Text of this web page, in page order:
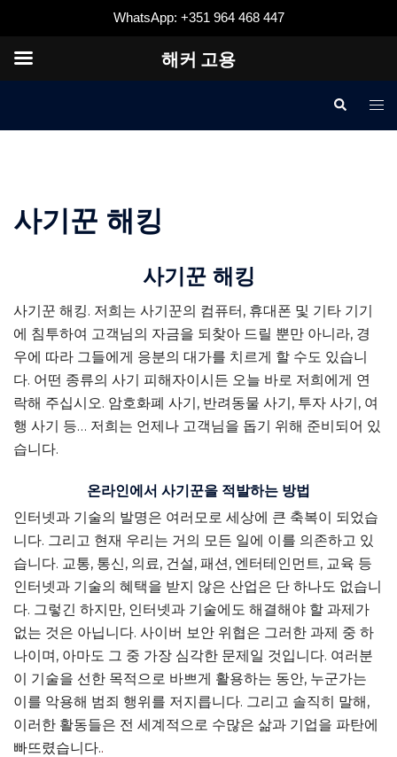
WhatsApp: +351 964 468 447
검
색
메
뉴
사기꾼 해킹
사기꾼 해킹
사기꾼 해킹. 저희는 사기꾼의 컴퓨터, 휴대폰 및 기타 기기
에 침투하여 고객님의 자금을 되찾아 드릴 뿐만 아니라, 경
우에 따라 그들에게 응분의 대가를 치르게 할 수도 있습니
다. 어떤 종류의 사기 피해자이시든 오늘 바로 저희에게 연
락해 주십시오. 암호화폐 사기, 반려동물 사기, 투자 사기, 여
행 사기 등… 저희는 언제나 고객님을 돕기 위해 준비되어 있
습니다.
온라인에서 사기꾼을 적발하는 방법
인터넷과 기술의 발명은 여러모로 세상에 큰 축복이 되었습
니다. 그리고 현재 우리는 거의 모든 일에 이를 의존하고 있
습니다. 교통, 통신, 의료, 건설, 패션, 엔터테인먼트, 교육 등
인터넷과 기술의 혜택을 받지 않은 산업은 단 하나도 없습니
다. 그렇긴 하지만, 인터넷과 기술에도 해결해야 할 과제가
없는 것은 아닙니다. 사이버 보안 위협은 그러한 과제 중 하
나이며, 아마도 그 중 가장 심각한 문제일 것입니다. 여러분
이 기술을 선한 목적으로 바쁘게 활용하는 동안, 누군가는
이를 악용해 범죄 행위를 저지릅니다. 그리고 솔직히 말해,
이러한 활동들은 전 세계적으로 수많은 삶과 기업을 파탄에
빠뜨렸습니다..
해커 고용